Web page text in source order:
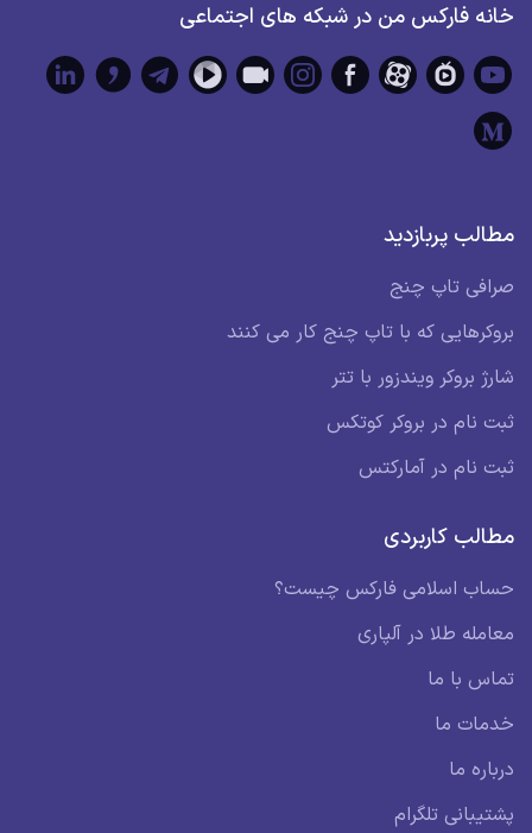
خانه فارکس من در شبکه های اجتماعی
مطالب پربازدید
صرافی تاپ چنج
بروکرهایی که با تاپ چنج کار می کنند
شارژ بروکر ویندزور با تتر
ثبت نام در بروکر کوتکس
ثبت نام در آمارکتس
مطالب کاربردی
حساب اسلامی فارکس چیست؟
معامله طلا در آلپاری
تماس با ما
خدمات ما
درباره ما
پشتیبانی تلگرام